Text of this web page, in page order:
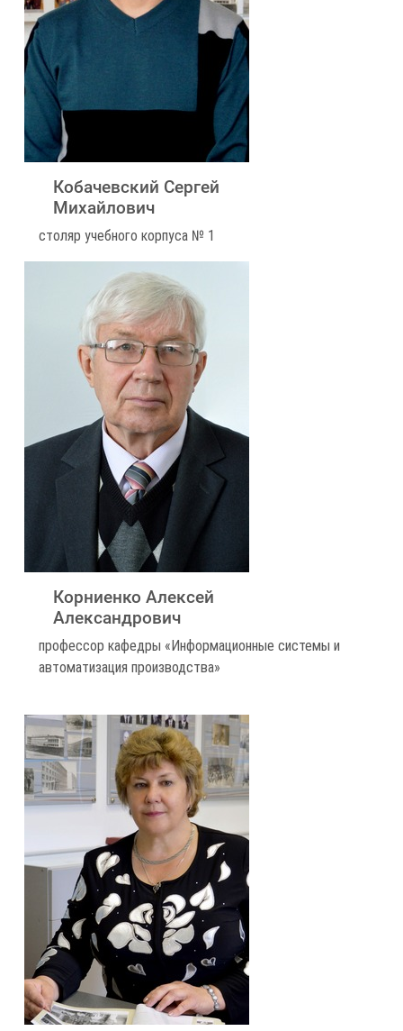
Кобачевский Сергей
Михайлович
столяр учебного корпуса № 1
Корниенко Алексей
Александрович
профессор кафедры «Информационные системы и
автоматизация производства»